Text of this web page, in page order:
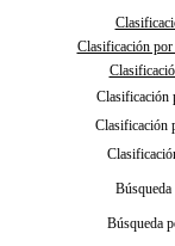
Clasificación por
Clasificación
Clasificación
Búsqueda